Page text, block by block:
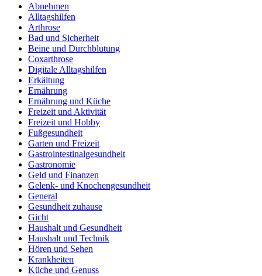
Abnehmen
Alltagshilfen
Arthrose
Bad und Sicherheit
Beine und Durchblutung
Coxarthrose
Digitale Alltagshilfen
Erkältung
Ernährung
Ernährung und Küche
Freizeit und Aktivität
Freizeit und Hobby
Fußgesundheit
Garten und Freizeit
Gastrointestinalgesundheit
Gastronomie
Geld und Finanzen
Gelenk- und Knochengesundheit
General
Gesundheit zuhause
Gicht
Haushalt und Gesundheit
Haushalt und Technik
Hören und Sehen
Krankheiten
Küche und Genuss